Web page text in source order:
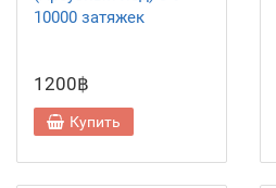
10000 затяжек
1200฿
Купить